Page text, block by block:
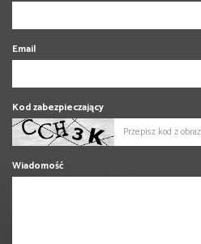
Email
Kod zabezpieczający
Wiadomość